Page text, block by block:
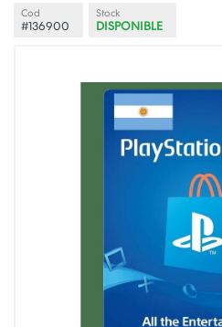
Cod
#136900
Stock
DISPONIBLE